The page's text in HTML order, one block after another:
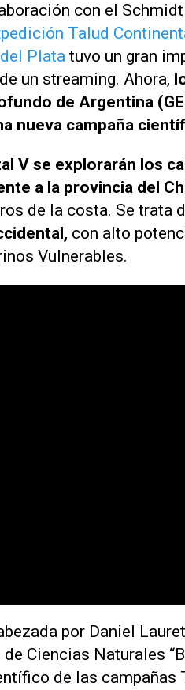
con el
Talud
Plata tuvo un gran
un streaming. Ahora,
de Argentina
nueva campaña
V se explorarán los
a la provincia del
de la costa. Se trata
con alto
Vulnerables.
por Daniel
Ciencias Naturales
de las campañas